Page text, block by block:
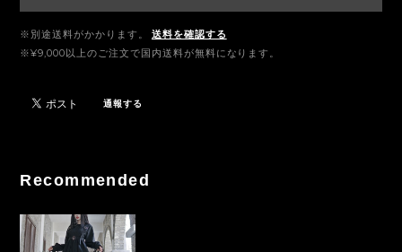
※別途送料がかかります。
送料を確認する
※¥9,000以上のご注文で国内送料が無料になります。
通報する
Recommended